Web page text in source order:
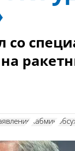
со
Кабмин